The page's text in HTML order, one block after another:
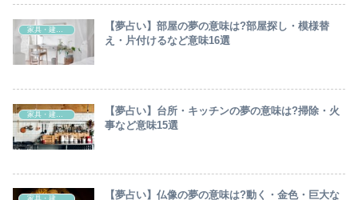
家具・建造物
【夢占い】部屋の夢の意味は?部屋探し・模様替
え・片付けるなど意味16選
【夢占い】台所・キッチンの夢の意味は?掃除・火
事など意味15選
【夢占い】仏像の夢の意味は?動く・金色・巨大な